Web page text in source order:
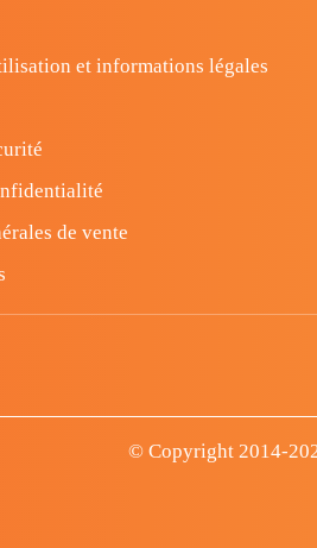
et informations légales
de vente
© Copyright 2014-